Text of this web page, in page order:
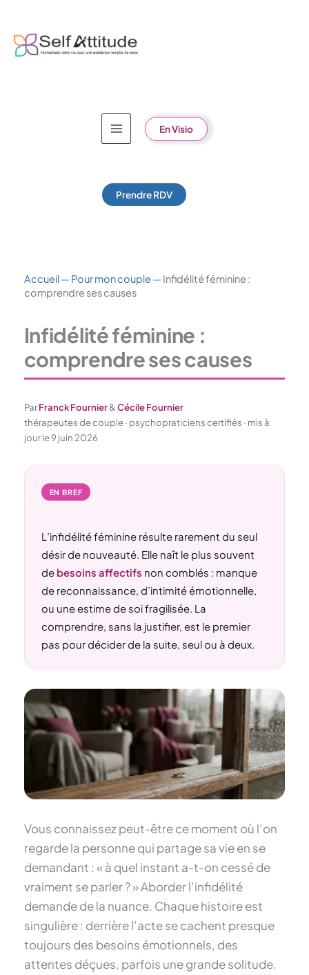
contenu
En Visio
Prendre RDV
Accueil— Pour mon couple — Infidélité féminine :
comprendre ses causes
Infidélité féminine :
comprendre ses causes
ParFranck Fournier&Cécile Fournier
thérapeutes de couple · psychopraticiens certifiés · mis à
jour le 9 juin 2026
EN BREF
L’infidélité féminine résulte rarement du seul
désir de nouveauté. Elle naît le plus souvent
de besoins affectifs non comblés : manque
de reconnaissance, d’intimité émotionnelle,
ou une estime de soi fragilisée. La
comprendre, sans la justifier, est le premier
pas pour décider de la suite, seul ou à deux.
Vous connaissez peut-être ce moment où l’on
regarde la personne qui partage sa vie en se
demandant : « à quel instant a-t-on cessé de
vraiment se parler ? » Aborder l’infidélité
demande de la nuance. Chaque histoire est
singulière : derrière l’acte se cachent presque
toujours des besoins émotionnels, des
attentes déçues, parfois une grande solitude.